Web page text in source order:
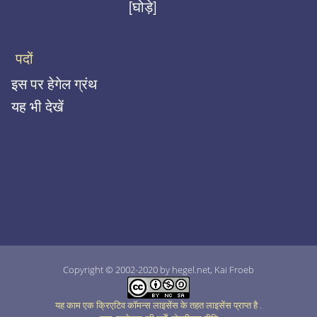
[घोड़े]
पदों
इस पर हेगेल ग्रंथ
यह भी देखें
Copyright © 2002-2020 by hegel.net, Kai Froeb
यह काम एक क्रिएटिव कॉमन्स लाइसेंस के तहत लाइसेंस प्राप्त है.